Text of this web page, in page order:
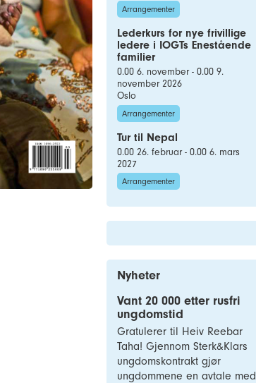
Arrangementer
Lederkurs for nye frivillige
ledere i IOGTs Enestående
familier
0.00 6. november - 0.00 9.
november 2026
Oslo
Arrangementer
Tur til Nepal
0.00 26. februar - 0.00 6. mars
2027
Arrangementer
Nyheter
Vant 20 000 etter rusfri
ungdomstid
Gratulerer til Heiv Reebar
Taha! Gjennom Sterk&Klars
ungdomskontrakt gjør
ungdommene en avtale med